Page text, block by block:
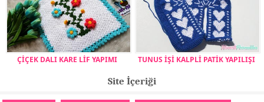
ÇİÇEK DALI KARE LİF YAPIMI TUNUS İŞİ KALPLİ PATİK YAPILIŞI
Site İçeriği